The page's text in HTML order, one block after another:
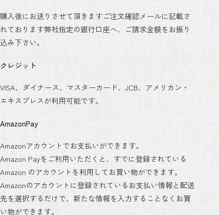
購入後にお送りさせて頂きますご注文確認メールに記載さ
れております弊社指定の銀行口座へ、ご請求金額をお振り
込み下さい。
クレジット
VISA、ダイナース、マスターカード、JCB、アメリカン・
エキスプレスが利用可能です。
AmazonPay
Amazonアカウントでお支払いができます。
Amazon Payをご利用いただくと、すでに登録されている
Amazon のアカウントを利用してお買い物ができます。
Amazonのアカウントに登録されているお支払い情報と配送
先を選択するだけで、新たな情報を入力することなくお買
い物ができます。